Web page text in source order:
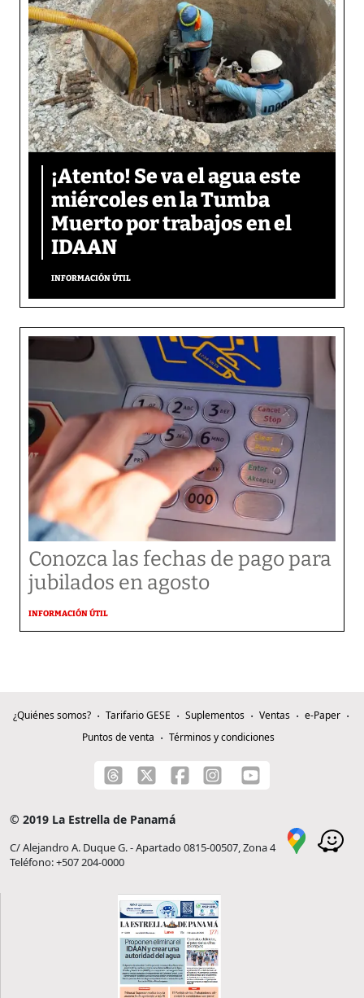
¡Atento! Se va el agua este
miércoles en la Tumba
Muerto por trabajos en el
IDAAN
INFORMACIÓN ÚTIL
Conozca las fechas de pago para
jubilados en agosto
INFORMACIÓN ÚTIL
¿Quiénes somos? Tarifario GESE Suplementos Ventas
e-Paper
Puntos de venta
Términos y condiciones
© 2019 La Estrella de Panamá
C/ Alejandro A. Duque G. - Apartado 0815-00507, Zona 4
Teléfono: +507 204-0000